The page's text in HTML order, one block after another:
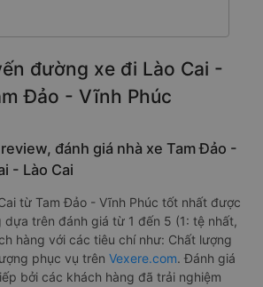
đường xe đi Lào Cai -
Đảo - Vĩnh Phúc
đánh giá nhà xe Tam Đảo -
- Lào Cai
từ Tam Đảo - Vĩnh Phúc tốt nhất được
dựa trên đánh giá từ 1 đến 5 (1: tệ nhất,
hàng với các tiêu chí như: Chất lượng
phục vụ trên Vexere.com. Đánh giá
bởi các khách hàng đã trải nghiệm